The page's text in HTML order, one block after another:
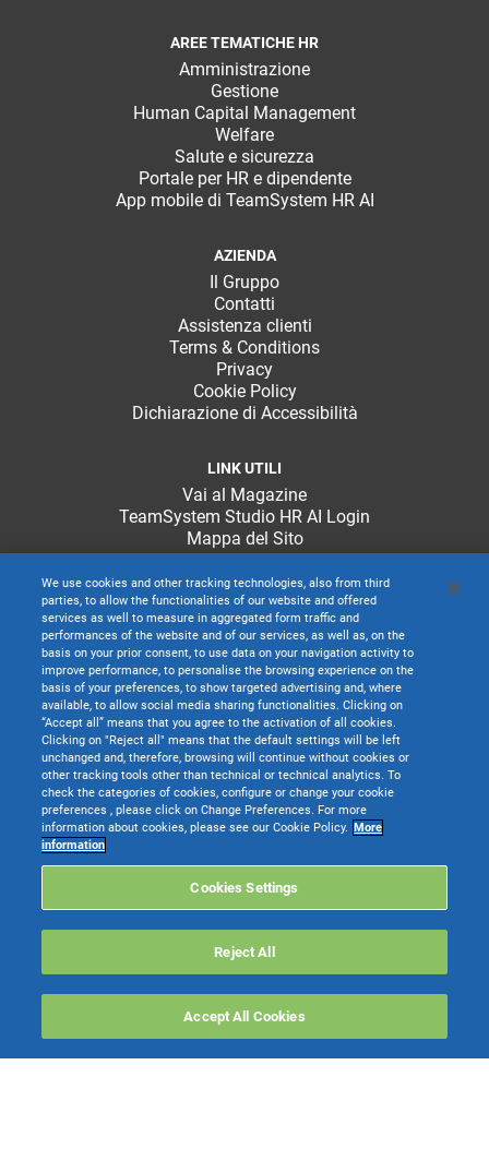
AREE TEMATICHE HR
Amministrazione
Gestione
Human Capital Management
Welfare
Salute e sicurezza
Portale per HR e dipendente
App mobile di TeamSystem HR AI
AZIENDA
Il Gruppo
Contatti
Assistenza clienti
Terms & Conditions
Privacy
Cookie Policy
Dichiarazione di Accessibilità
LINK UTILI
Vai al Magazine
TeamSystem Studio HR AI Login
Mappa del Sito
TeamSystem S.p.A. società con socio unico soggetta all’attività di direzione e
coordinamento di TeamSystem Holdco S.p.A. - Cap. Soc. € 24.000.000 I.v. -
C.C.I.A.A. delle Marche - P.I. 01035310414
Websolute
We use cookies and other tracking technologies, also from third
parties, to allow the functionalities of our website and offered
services as well to measure in aggregated form traffic and
performances of the website and of our services, as well as, on the
basis on your prior consent, to use data on your navigation activity to
improve performance, to personalise the browsing experience on the
basis of your preferences, to show targeted advertising and, where
available, to allow social media sharing functionalities. Clicking on
“Accept all” means that you agree to the activation of all cookies.
Clicking on "Reject all" means that the default settings will be left
unchanged and, therefore, browsing will continue without cookies or
other tracking tools other than technical or technical analytics. To
check the categories of cookies, configure or change your cookie
preferences , please click on Change Preferences. For more
information about cookies, please see our Cookie Policy. More
information
Cookies Settings
Reject All
Accept All Cookies